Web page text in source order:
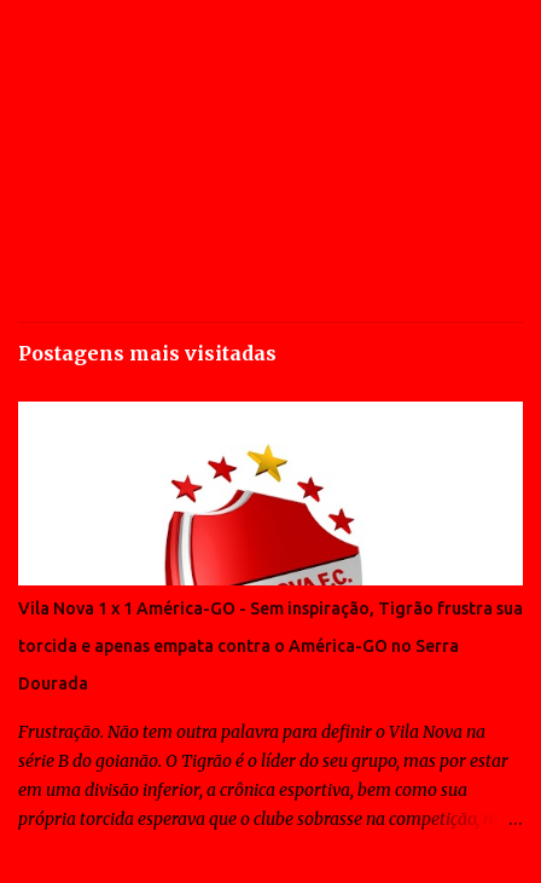
Postagens mais visitadas
Vila Nova 1 x 1 América-GO - Sem inspiração, Tigrão frustra sua
torcida e apenas empata contra o América-GO no Serra
Dourada
Frustração. Não tem outra palavra para definir o Vila Nova na
série B do goianão. O Tigrão é o líder do seu grupo, mas por estar
em uma divisão inferior, a crônica esportiva, bem como sua
própria torcida esperava que o clube sobrasse na competição, mas